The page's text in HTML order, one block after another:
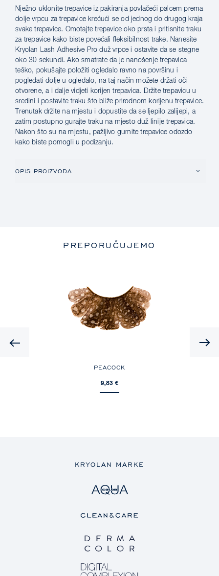
Nježno uklonite trepavice iz pakiranja povlačeći palcem prema
dolje vrpcu za trepavice krećući se od jednog do drugog kraja
svake trepavice. Omotajte trepavice oko prsta i pritisnite traku
za trepavice kako biste povećali fleksibilnost trake. Nanesite
Kryolan Lash Adhesive Pro duž vrpce i ostavite da se stegne
oko 30 sekundi. Ako smatrate da je nanošenje trepavica
teško, pokušajte položiti ogledalo ravno na površinu i
pogledati dolje u ogledalo, na taj način možete držati oči
otvorene, a i dalje vidjeti korijen trepavica. Držite trepavicu u
sredini i postavite traku što bliže prirodnom korijenu trepavice.
Trenutak držite na mjestu i dopustite da se ljepilo zalijepi, a
zatim postupno gurajte traku na mjesto duž linije trepavica.
Nakon što su na mjestu, pažljivo gurnite trepavice odozdo
kako biste pomogli u podizanju.
OPIS PROIZVODA
PREPORUČUJEMO
PEACOCK
9,83 €
KRYOLAN MARKE